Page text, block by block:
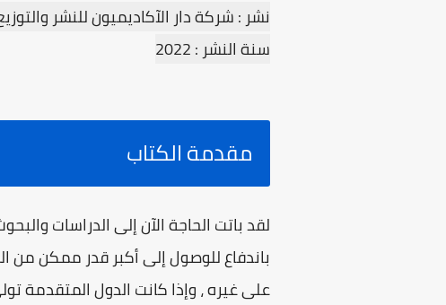
نشر : شركة دار الآکادیمیون للنشر
سنة النشر : 2022
مقدمة الكتاب
لقد باتت الحاجة الآن إلى الدراسات
باندفاع للوصول إلى أكبر قدر ممكن من
على غيره ، وإذا كانت الدول المتقدمة